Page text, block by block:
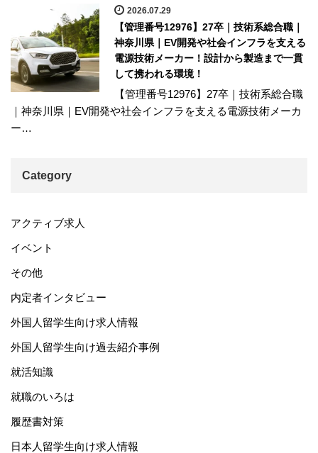
2026.07.29
【管理番号12976】27卒｜技術系総合職｜
神奈川県｜EV開発や社会インフラを支える
電源技術メーカー！設計から製造まで一貫
して携われる環境！
【管理番号12976】27卒｜技術系総合職
｜神奈川県｜EV開発や社会インフラを支える電源技術メーカ
ー…
Category
アクティブ求人
イベント
その他
内定者インタビュー
外国人留学生向け求人情報
外国人留学生向け過去紹介事例
就活知識
就職のいろは
履歴書対策
日本人留学生向け求人情報